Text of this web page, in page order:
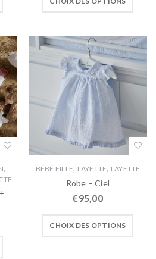
, BÉBÉ FILLE, LAYETTE, LAYETTE
Robe – Ciel
€95,00
CHOIX DES OPTIONS